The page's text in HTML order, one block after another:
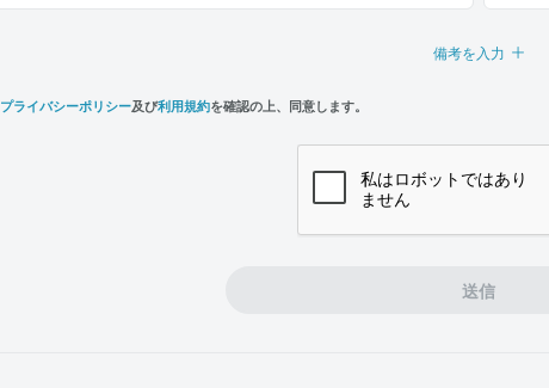
備考を入力
プライバシーポリシー及び利用規約を確認の上、同意します。
送信